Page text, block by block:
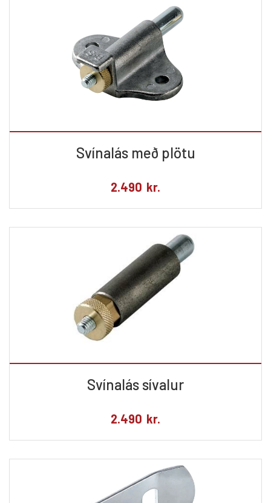
Svínalás með plötu
2.490 kr.
Svínalás sívalur
2.490 kr.